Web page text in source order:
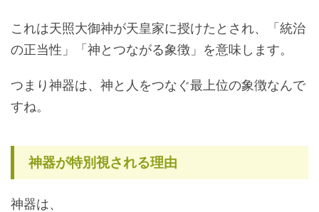
これは天照大御神が天皇家に授けたとされ、「統治
の正当性」「神とつながる象徴」を意味します。
つまり神器は、神と人をつなぐ最上位の象徴なんで
すね。
神器が特別視される理由
神器は、